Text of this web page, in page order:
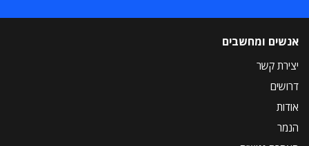
אנשים ומחשבים
יצירת קשר
דרושים
אודות
הנמר